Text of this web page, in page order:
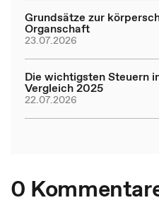
Grundsätze zur
Organschaft
23.07.2026
Die wichtigsten Steuern
Vergleich 2025
22.07.2026
0